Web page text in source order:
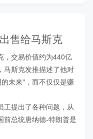
售给马斯克
，交易价值约为440亿
马斯克发推描述了他对
未来"，而不仅仅是赚
工提出了各种问题，从
前总统唐纳德-特朗普是